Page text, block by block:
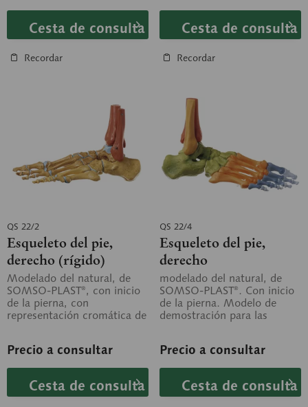
Cesta de consulta
Recordar
Cesta de consulta
Recordar
QS 22/2
Esqueleto del pie,
derecho (rígido)
Modelado del natural, de
SOMSO-PLAST®, con inicio
de la pierna, con
representación cromática de
mediales y...
Precio a consultar
Cesta de consulta
QS 22/4
Esqueleto del pie,
derecho
(articulaciones móviles
+ color)
modelado del natural, de
SOMSO-PLAST®. Con inicio
de la pierna. Modelo de
demostración para las
Precio a consultar
Cesta de consulta